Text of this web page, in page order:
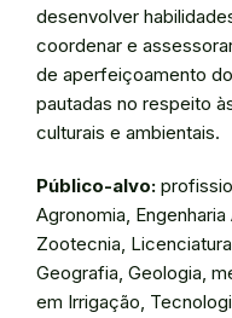
desenvolver
coordenar e
de aperfeiçoamento
pautadas no respeito
culturais e ambientais.
Público-alvo:
Agronomia,
Zootecnia,
Geografia, Geologia,
em Irrigação,